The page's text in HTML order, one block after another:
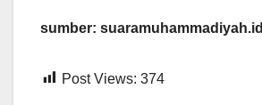
sumber: suaramuhammadiyah.id
Post Views: 374